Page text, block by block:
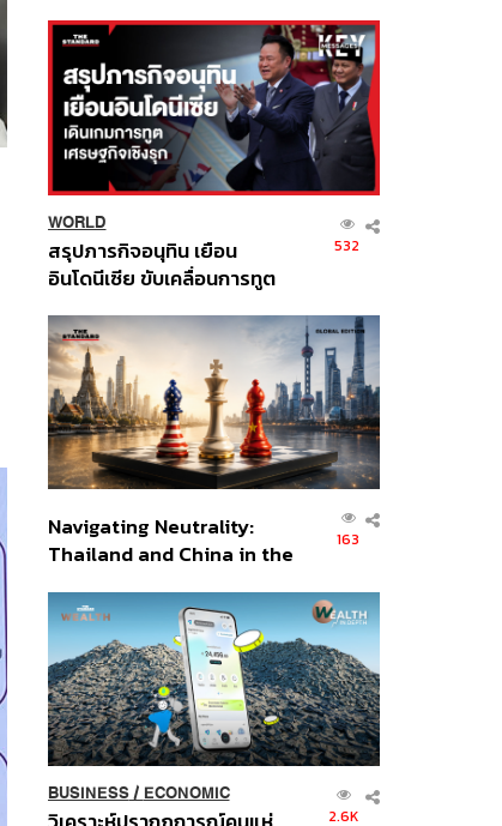
WORLD
สรุปภารกิจอนุทิน เยือน
อินโดนีเซีย ขับเคลื่อนการทูต
ส่วนยุทธศาสตร์ไทย –
อินโดนีเซีย
532
Navigating Neutrality:
Thailand and China in the
Order
163
BUSINESS/ ECONOMIC
2.6K